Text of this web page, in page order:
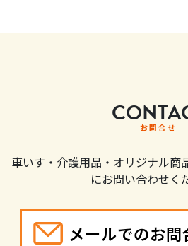
お問合せ
車いす・介護用品・オリジナル商
にお問い合わせく
メールでのお問